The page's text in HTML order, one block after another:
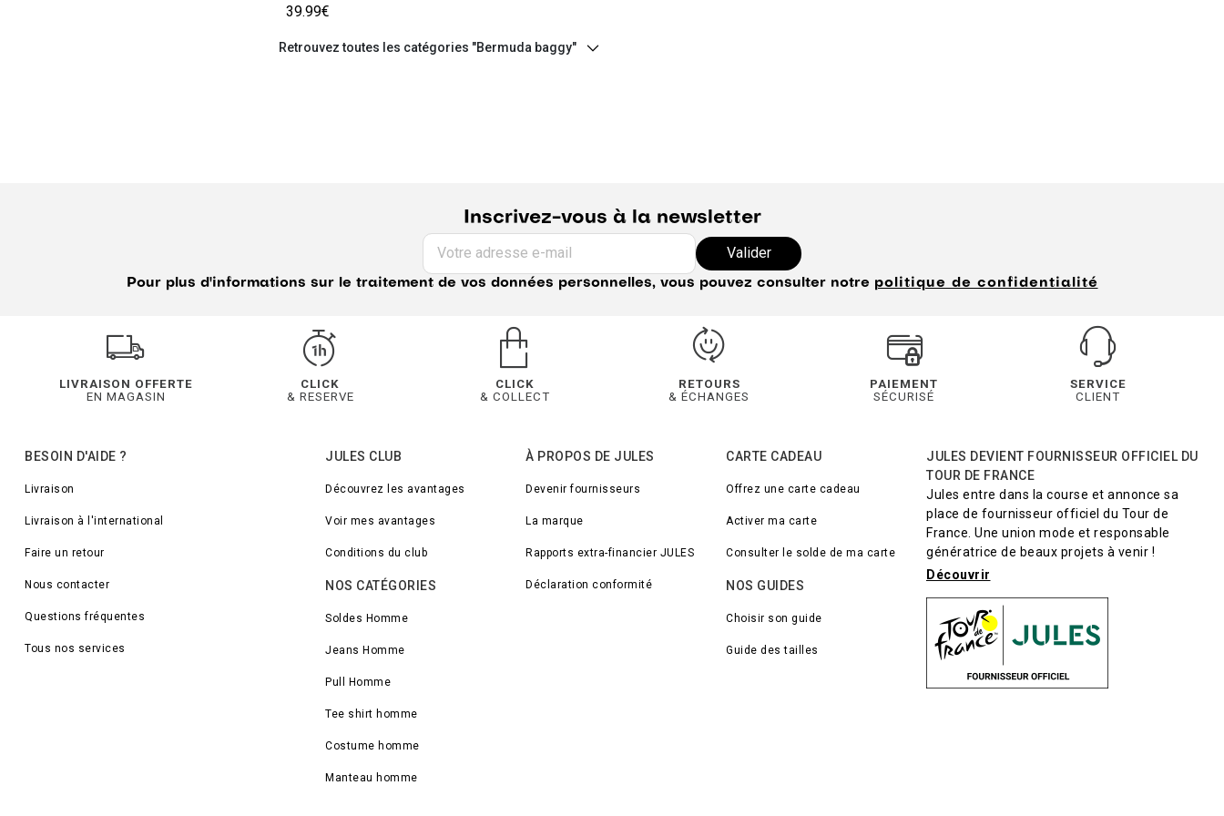
39.99€
Retrouvez toutes les catégories "Bermuda baggy"
Inscrivez-vous à la newsletter
Votre adresse e-mail Valider
Pour plus d'informations sur le traitement de vos données personnelles, vous pouvez consulter notre politique de confidentialité
LIVRAISON OFFERTE
EN MAGASIN
CLICK
& RESERVE
CLICK
& COLLECT
RETOURS
& ÉCHANGES
PAIEMENT
SÉCURISÉ
SERVICE
CLIENT
BESOIN D'AIDE ?
Livraison
Livraison à l'international
Faire un retour
Nous contacter
Questions fréquentes
Tous nos services
JULES CLUB
Découvrez les avantages
Voir mes avantages
Conditions du club
NOS CATÉGORIES
Soldes Homme
Jeans Homme
Pull Homme
Tee shirt homme
Costume homme
Manteau homme
À PROPOS DE JULES
Devenir fournisseurs
La marque
Rapports extra-financier JULES
Déclaration conformité
CARTE CADEAU
Offrez une carte cadeau
Activer ma carte
Consulter le solde de ma carte
NOS GUIDES
Choisir son guide
Guide des tailles
JULES DEVIENT FOURNISSEUR OFFICIEL DU
TOUR DE FRANCE
Jules entre dans la course et annonce sa
place de fournisseur officiel du Tour de
France. Une union mode et responsable
génératrice de beaux projets à venir !
Découvrir